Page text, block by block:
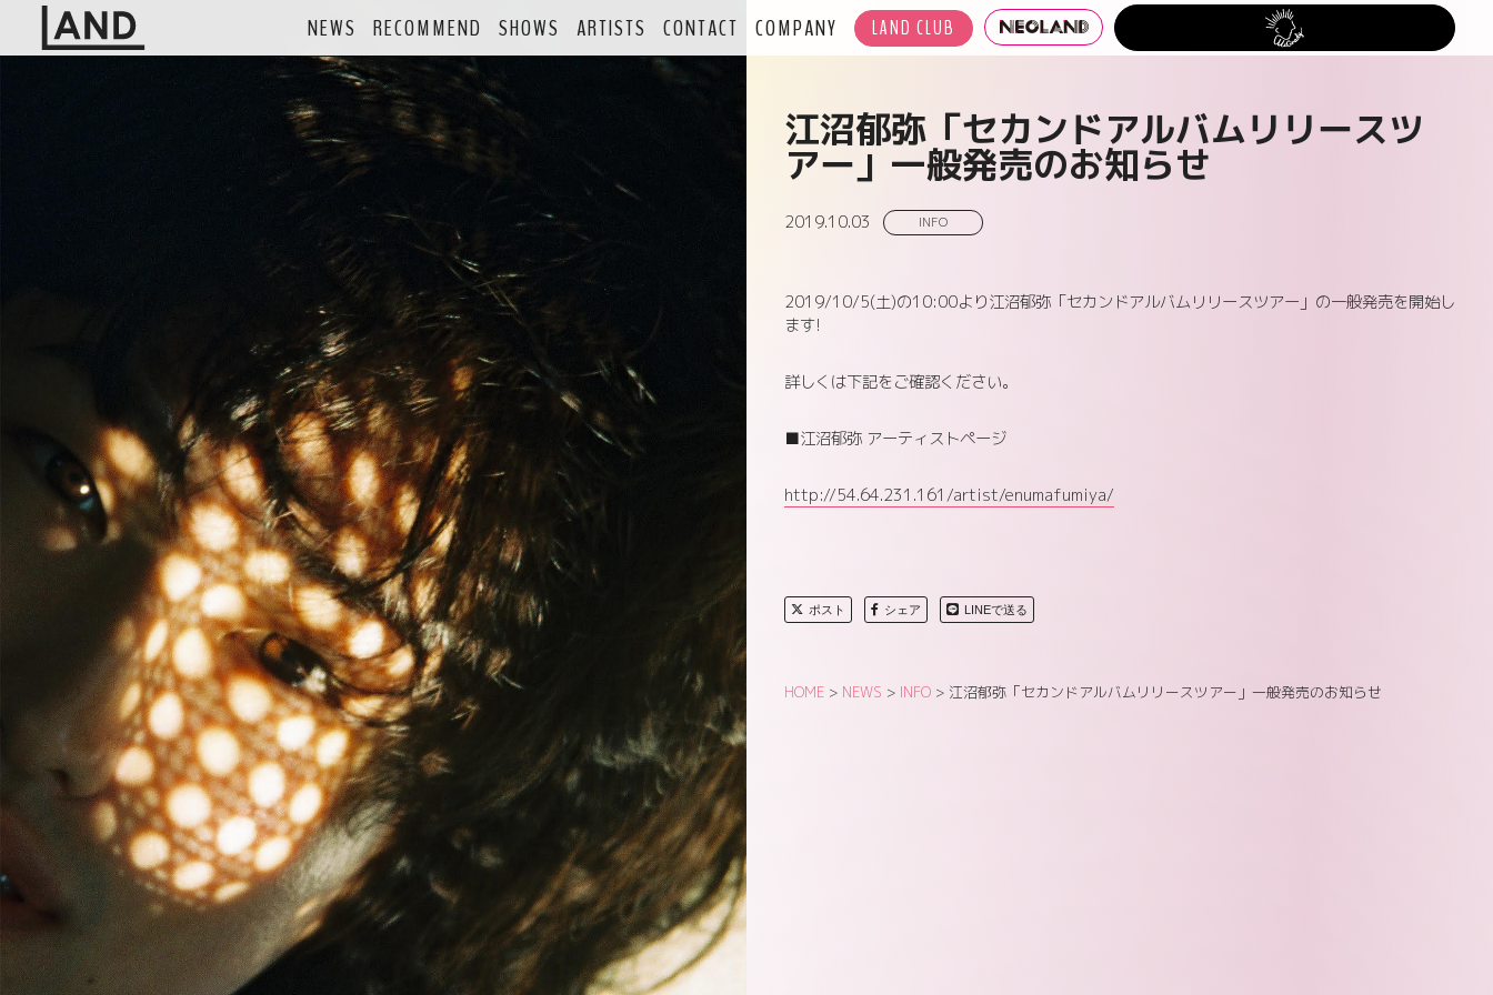
NEWS RECOMMEND SHOWS ARTISTS CONTACT COMPANY LAND CLUB
江沼郁弥「セカンドアルバムリリースツ
アー」一般発売のお知らせ
2019.10.03 INFO
2019/10/5(土)の10:00より江沼郁弥「セカンドアルバムリリースツアー」の一般発売を開始し
ます!
詳しくは下記をご確認ください。
■江沼郁弥 アーティストページ
http://54.64.231.161/artist/enumafumiya/
ポスト シェア LINEで送る
HOME> NEWS > INFO> 江沼郁弥「セカンドアルバムリリースツアー」一般発売のお知らせ